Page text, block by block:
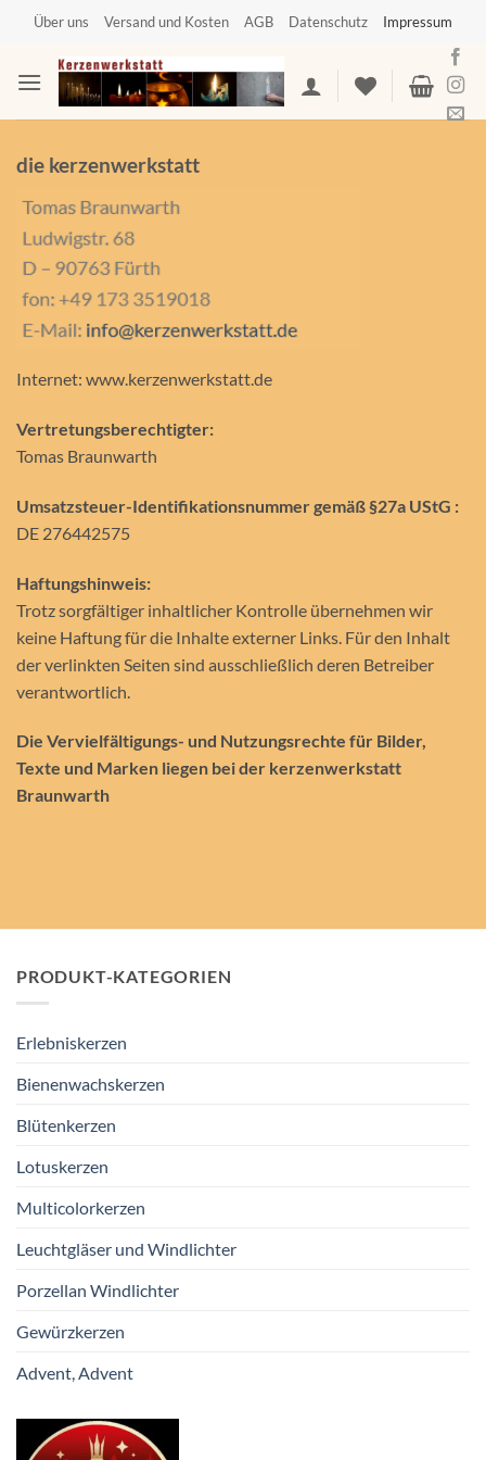
springen
Über uns Versand und Kosten AGB Datenschutz Impressum
die kerzenwerkstatt
Internet: www.kerzenwerkstatt.de
Vertretungsberechtigter:
Tomas Braunwarth
Umsatzsteuer-Identifikationsnummer gemäß §27a UStG :
DE 276442575
Haftungshinweis:
Trotz sorgfältiger inhaltlicher Kontrolle übernehmen wir
keine Haftung für die Inhalte externer Links. Für den Inhalt
der verlinkten Seiten sind ausschließlich deren Betreiber
verantwortlich.
Die Vervielfältigungs- und Nutzungsrechte für Bilder,
Texte und Marken liegen bei der kerzenwerkstatt
Braunwarth
PRODUKT-KATEGORIEN
Erlebniskerzen
Bienenwachskerzen
Blütenkerzen
Lotuskerzen
Multicolorkerzen
Leuchtgläser und Windlichter
Porzellan Windlichter
Gewürzkerzen
Advent, Advent